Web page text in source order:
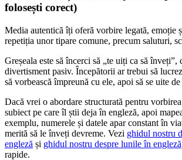
folosești corect)
Media autentică îți oferă vorbire legată, emoție
repetiția unor tipare comune, precum saluturi,
Greșeala este să încerci să „te uiți ca să înveți”,
divertisment pasiv. Începătorii ar trebui să
să vorbească împreună cu ele, apoi să se uite
Dacă vrei o abordare structurată pentru
subiect pe care îl știi deja în engleză, apoi
exemplu, numerele și datele apar constant în
merită să le înveți devreme. Vezi ghidul nostru
engleză și ghidul nostru despre lunile în engleză
rapide.